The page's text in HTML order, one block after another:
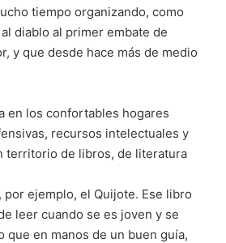
tiempo organizando, como
diablo al primer embate de
y que desde hace más de medio
en los confortables hogares
recursos intelectuales y
territorio de libros, de literatura
por ejemplo, el Quijote. Ese libro
leer cuando se es joven y se
que en manos de un buen guía,